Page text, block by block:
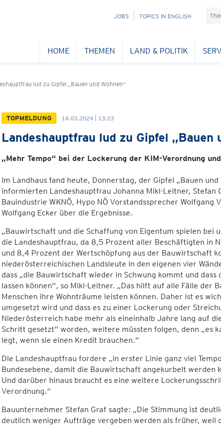
NAVIGATION
JOBS TOPICS IN ENGLISH
HOME THEMEN LAND & POLITIK
lud zu Gipfel „Bauen und Wohnen“
TOPMELDUNG 14.03.2024 | 13:23
Landeshauptfrau lud zu Gipfel „Bauen
„Mehr Tempo“ bei der Lockerung der KIM-Verordnung
Im Landhaus fand heute, Donnerstag, der Gipfel „Bauen
informierten Landeshauptfrau Johanna Mikl-Leitner,
Bauindustrie WKNÖ, Hypo NÖ Vorstandssprecher
Wolfgang Ecker über die Ergebnisse.
„Bauwirtschaft und die Schaffung von Eigentum spielen bei
die Landeshauptfrau, da 8,5 Prozent aller Beschäftigten in
und 8,4 Prozent der Wertschöpfung aus der Bauwirtschaft
niederösterreichischen Landsleute in den eigenen vier
dass „die Bauwirtschaft wieder in Schwung kommt und
lassen können“, so Mikl-Leitner. „Das hilft auf alle Fälle der
Menschen ihre Wohnträume leisten können. Daher ist es
umgesetzt wird und dass es zu einer Lockerung oder
Niederösterreich habe mehr als eineinhalb Jahre lang auf
Schritt gesetzt“ worden, weitere müssten folgen, denn „es
legt, wenn sie einen Kredit brauchen.“
Die Landeshauptfrau fordere „in erster Linie ganz viel
Bundesebene, damit die Bauwirtschaft angekurbelt
Und darüber hinaus braucht es eine weitere
Verordnung.“
Bauunternehmer Stefan Graf sagte: „Die Stimmung ist
deutlich weniger Aufträge vergeben werden als früher, weil